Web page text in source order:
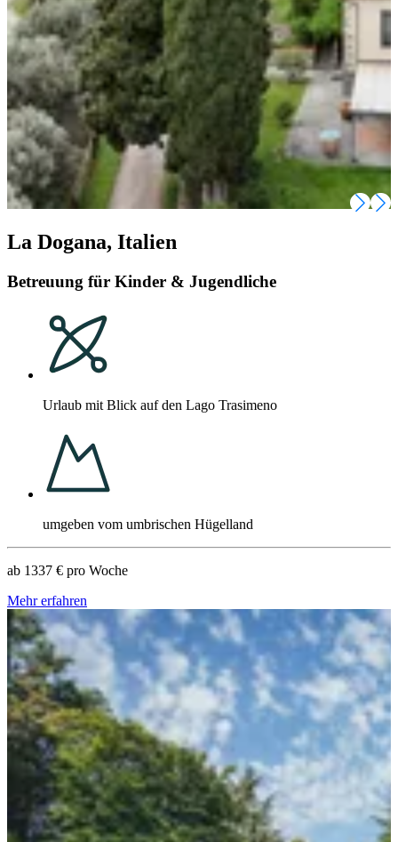
La Dogana, Italien
Betreuung für Kinder & Jugendliche
Urlaub mit Blick auf den Lago Trasimeno
umgeben vom umbrischen Hügelland
ab 1337 € pro Woche
Mehr erfahren